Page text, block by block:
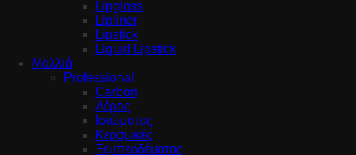
Lipgloss
Lipliner
Lipstick
Liquid Lipstick
Μαλλιά
Professional
Carbon
Αέρος
Ισιώματος
Κεραμικές
Ξεμπερδέματος